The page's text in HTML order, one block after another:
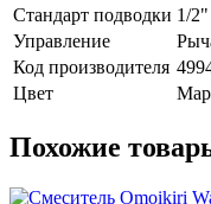
Стандарт подводки 1/2"
Управление
Код производителя
Цвет
Похожие